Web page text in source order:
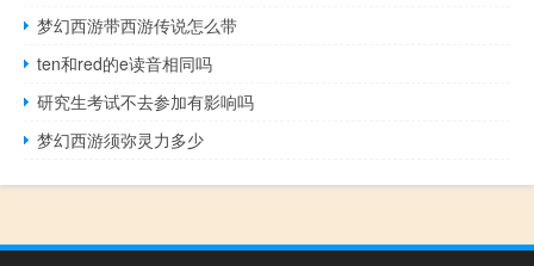
梦幻西游带西游传说怎么带
ten和red的e读音相同吗
研究生考试不去参加有影响吗
梦幻西游须弥灵力多少